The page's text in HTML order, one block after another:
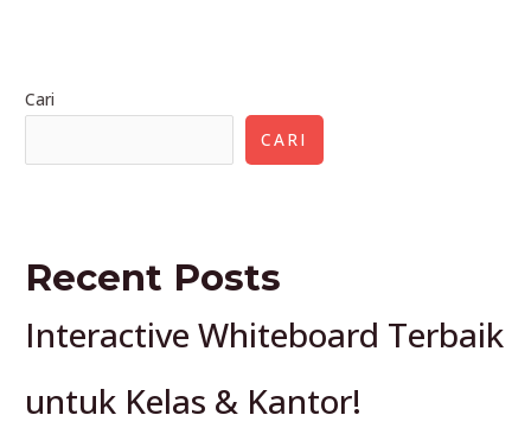
Terbaru
Hemat
Cari
CARI
Recent Posts
Interactive Whiteboard Terbaik
untuk Kelas & Kantor!